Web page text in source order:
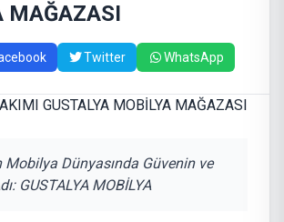
MAĞAZASI
Twitter WhatsApp
Mobilya Dünyasında Güvenin ve
GUSTALYA MOBİLYA